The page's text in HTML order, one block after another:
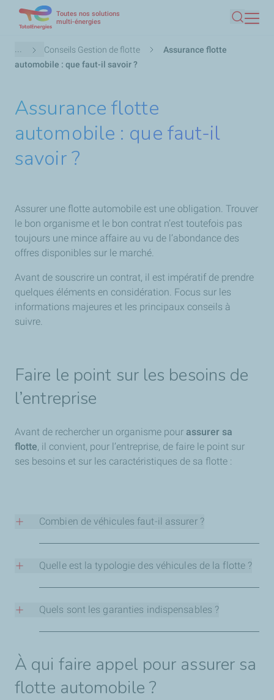
contenu
Toutes nos solutions
multi-énergies
Fil
d'Ariane
... Conseils Gestion de flotte
Assurance flotte
automobile : que faut-il savoir ?
Assurance flotte
automobile : que faut-il
savoir ?
Assurer une flotte automobile est une obligation. Trouver
le bon organisme et le bon contrat n’est toutefois pas
toujours une mince affaire au vu de l’abondance des
offres disponibles sur le marché.
Avant de souscrire un contrat, il est impératif de prendre
quelques éléments en considération. Focus sur les
informations majeures et les principaux conseils à
suivre.
Faire le point sur les besoins de
l’entreprise
Avant de rechercher un organisme pour assurer sa
flotte, il convient, pour l’entreprise, de faire le point sur
ses besoins et sur les caractéristiques de sa flotte :
Combien de véhicules faut-il assurer ?
Les contrats flotte sont souvent proposés à partir de
trois ou quatre véhicules.
Quelle est la typologie des véhicules de la flotte ?
De quel type de voitures est composée la flotte à
assurer ? Est-elle vouée à accueillir d’autres types de
Quels sont les garanties indispensables ?
Prise en charge du bris de glace, des erreurs de
cas de panne, du remboursement de la valeur à neuf, des
indemnités journalières en cas de location d’un véhicule
de remplacement, etc. Faites le point sur vos besoins et
À qui faire appel pour assurer sa
flotte automobile ?